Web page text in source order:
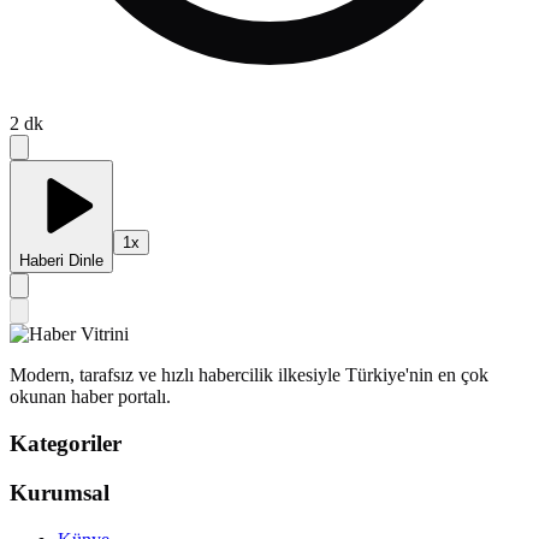
2 dk
Haberi Dinle
1x
Modern, tarafsız ve hızlı habercilik ilkesiyle Türkiye'nin en çok
okunan haber portalı.
Kategoriler
Kurumsal